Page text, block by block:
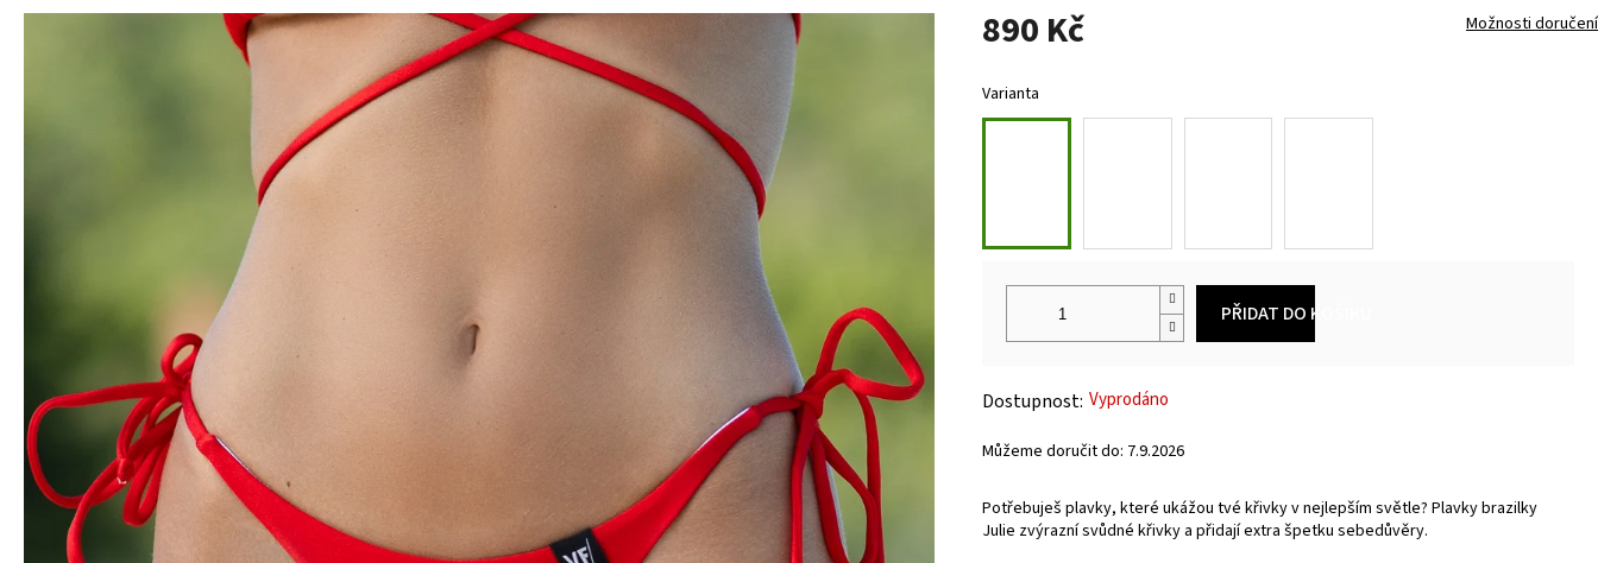
produktu
890 Kč
cena:
Vyprodáno
Můžeme doručit do: 7.9.2026
Možnosti doručení
Varianta
PŘIDAT DO KOŠÍKU
Potřebuješ plavky, které ukážou tvé křivky v nejlepším světle? Plavky brazilky
Julie zvýrazní svůdné křivky a přidají extra špetku sebedůvěry.